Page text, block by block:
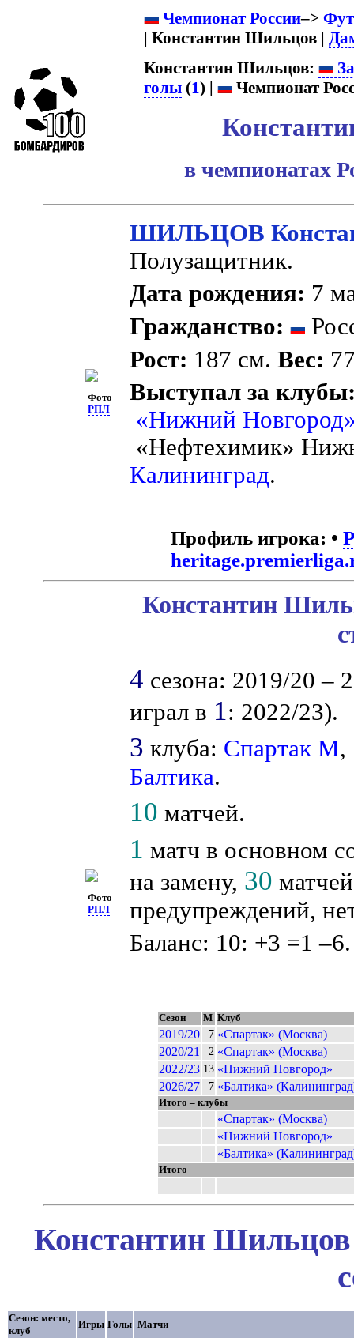
Чемпионат России–>
| Константин Шильцов |
Константин Шильцов:
голы (1) | Чемпионат
в чемпионатах
Фото
РПЛ
ШИЛЬЦОВ
Полузащитник.
Дата рождения: 7
Гражданство:
Рост: 187 см.Вес:
Выступал за
«Нижний
«Нефтехимик»
Калининград.
Профиль игрока: •
Фото
РПЛ
Константин
4 сезона: 2019/20 –
играл в 1: 2022/23).
3 клуба: Спартак М,
Балтика.
10 матчей.
1 матч в основном
на замену, 30
предупреждений,
Баланс: 10: +3 =1 –6.
Сезон М Клуб
2019/20 7 «Спартак» (Москва)
2020/21
2 «Спартак» (Москва)
2022/23 13 «Нижний Новгород»
2026/27
7 «Балтика»
Итого – клубы
«Спартак» (Москва)
«Нижний Новгород»
«Балтика»
Итого
Константин Шильцов
Сезон: место,
клуб
Игры Голы Матчи